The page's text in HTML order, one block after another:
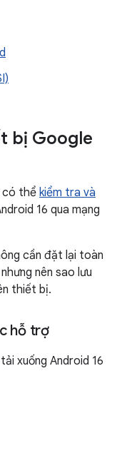
bị Google
có thểkiểm tra và
16 qua mạng
cần đặt lại toàn
nên sao lưu
thiết bị.
hỗ trợ
xuống Android 16